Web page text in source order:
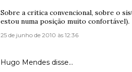
Sobre a critica convencional, sobre o
estou numa posição muito confortável).
25 de junho de 2010 às 12:36
Hugo Mendes disse…